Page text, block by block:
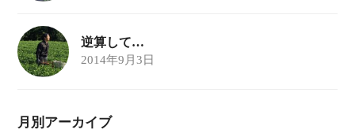
逆算して…
2014年9月3日
月別アーカイブ